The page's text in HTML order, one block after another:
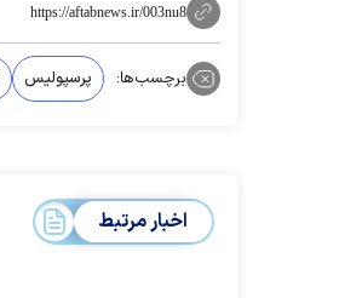
https://aftabnews.ir/003nu8
برچسب‌ها: پرسپولیس
اخبار مرتبط